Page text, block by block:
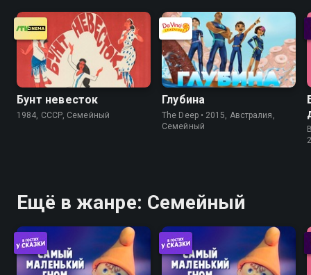
Бунт невесток
1984, СССР, Семейный
Глубина
The Deep • 2015, Австралия,
Семейный
Ещё в жанре: Семейный